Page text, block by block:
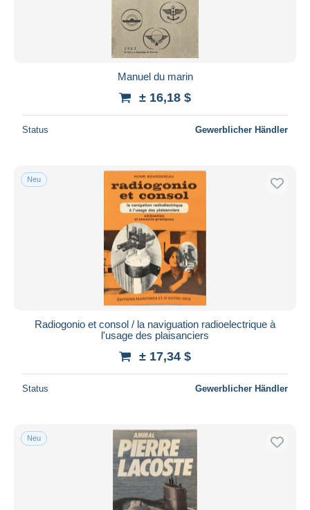
Manuel du marin
± 16,18 $
Status Gewerblicher Händler
Neu
Radiogonio et consol / la naviguation radioelectrique à
l'usage des plaisanciers
± 17,34 $
Status Gewerblicher Händler
Neu